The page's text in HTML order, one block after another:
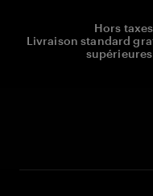
Hors
Livraison standard